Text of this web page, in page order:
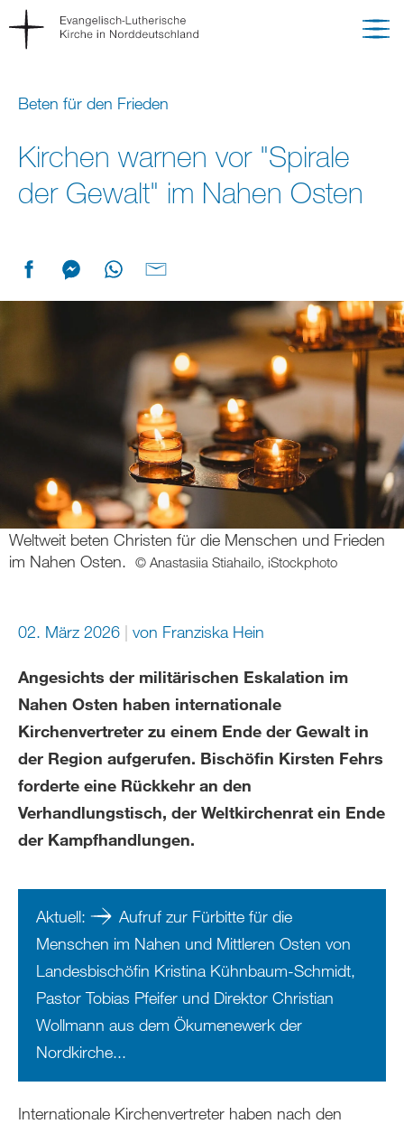
Beten für den Frieden
Kirchen warnen vor "Spirale
der Gewalt" im Nahen Osten
Weltweit beten Christen für die Menschen und Frieden
im Nahen Osten.
© Anastasiia Stiahailo, iStockphoto
02. März 2026 von Franziska Hein
Angesichts der militärischen Eskalation im
Nahen Osten haben internationale
Kirchenvertreter zu einem Ende der Gewalt in
der Region aufgerufen. Bischöfin Kirsten Fehrs
forderte eine Rückkehr an den
Verhandlungstisch, der Weltkirchenrat ein Ende
der Kampfhandlungen.
Aktuell:
Aufruf zur Fürbitte für die
Menschen im Nahen und Mittleren Osten von
Landesbischöfin Kristina Kühnbaum-Schmidt,
Pastor Tobias Pfeifer und Direktor Christian
Wollmann aus dem Ökumenewerk der
Nordkirche...
Internationale Kirchenvertreter haben nach den